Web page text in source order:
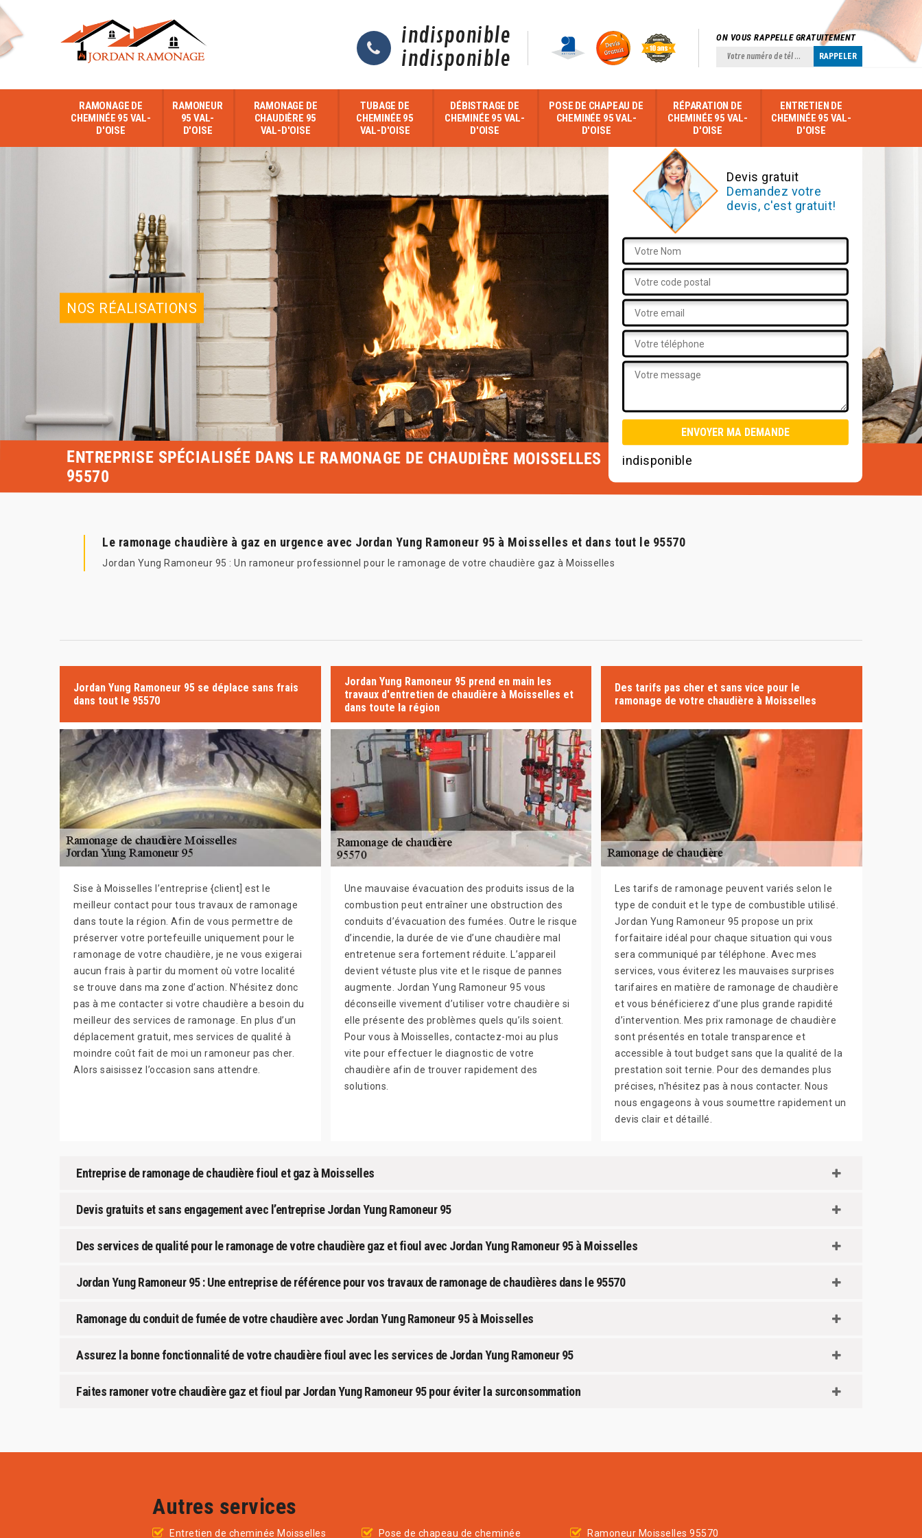
indisponible
indisponible
ON VOUS RAPPELLE GRATUITEMENT
RAMONAGE DE
CHEMINÉE 95 VAL-
D'OISE
RAMONEUR
95 VAL-
D'OISE
RAMONAGE DE
CHAUDIÈRE 95
VAL-D'OISE
TUBAGE DE
CHEMINÉE 95
VAL-D'OISE
DÉBISTRAGE DE
CHEMINÉE 95 VAL-
D'OISE
POSE DE CHAPEAU DE
CHEMINÉE 95 VAL-
D'OISE
RÉPARATION DE
CHEMINÉE 95 VAL-
D'OISE
ENTRETIEN DE
CHEMINÉE 95 VAL-
D'OISE
NOS RÉALISATIONS
Devis gratuit
Demandez votre
devis, c'est gratuit!
indisponible
ENTREPRISE SPÉCIALISÉE DANS LE RAMONAGE DE CHAUDIÈRE MOISSELLES
95570
Le ramonage chaudière à gaz en urgence avec Jordan Yung Ramoneur 95 à Moisselles et dans tout le 95570
Jordan Yung Ramoneur 95 : Un ramoneur professionnel pour le ramonage de votre chaudière gaz à Moisselles
Jordan Yung Ramoneur 95 se déplace sans frais
dans tout le 95570
Sise à Moisselles l’entreprise {client] est le
meilleur contact pour tous travaux de ramonage
dans toute la région. Afin de vous permettre de
préserver votre portefeuille uniquement pour le
ramonage de votre chaudière, je ne vous exigerai
aucun frais à partir du moment où votre localité
se trouve dans ma zone d’action. N’hésitez donc
pas à me contacter si votre chaudière a besoin du
meilleur des services de ramonage. En plus d’un
déplacement gratuit, mes services de qualité à
moindre coût fait de moi un ramoneur pas cher.
Alors saisissez l’occasion sans attendre.
Jordan Yung Ramoneur 95 prend en main les
travaux d'entretien de chaudière à Moisselles et
dans toute la région
Une mauvaise évacuation des produits issus de la
combustion peut entraîner une obstruction des
conduits d’évacuation des fumées. Outre le risque
d’incendie, la durée de vie d’une chaudière mal
entretenue sera fortement réduite. L’appareil
devient vétuste plus vite et le risque de pannes
augmente. Jordan Yung Ramoneur 95 vous
déconseille vivement d’utiliser votre chaudière si
elle présente des problèmes quels qu’ils soient.
Pour vous à Moisselles, contactez-moi au plus
vite pour effectuer le diagnostic de votre
chaudière afin de trouver rapidement des
solutions.
Des tarifs pas cher et sans vice pour le
ramonage de votre chaudière à Moisselles
Les tarifs de ramonage peuvent variés selon le
type de conduit et le type de combustible utilisé.
Jordan Yung Ramoneur 95 propose un prix
forfaitaire idéal pour chaque situation qui vous
sera communiqué par téléphone. Avec mes
services, vous éviterez les mauvaises surprises
tarifaires en matière de ramonage de chaudière
et vous bénéficierez d’une plus grande rapidité
d’intervention. Mes prix ramonage de chaudière
sont présentés en totale transparence et
accessible à tout budget sans que la qualité de la
prestation soit ternie. Pour des demandes plus
précises, n'hésitez pas à nous contacter. Nous
nous engageons à vous soumettre rapidement un
devis clair et détaillé.
Entreprise de ramonage de chaudière fioul et gaz à Moisselles
Devis gratuits et sans engagement avec l’entreprise Jordan Yung Ramoneur 95
Des services de qualité pour le ramonage de votre chaudière gaz et fioul avec Jordan Yung Ramoneur 95 à Moisselles
Jordan Yung Ramoneur 95 : Une entreprise de référence pour vos travaux de ramonage de chaudières dans le 95570
Ramonage du conduit de fumée de votre chaudière avec Jordan Yung Ramoneur 95 à Moisselles
Assurez la bonne fonctionnalité de votre chaudière fioul avec les services de Jordan Yung Ramoneur 95
Faites ramoner votre chaudière gaz et fioul par Jordan Yung Ramoneur 95 pour éviter la surconsommation
Autres services
Entretien de cheminée Moisselles Pose de chapeau de cheminée Ramoneur Moisselles 95570